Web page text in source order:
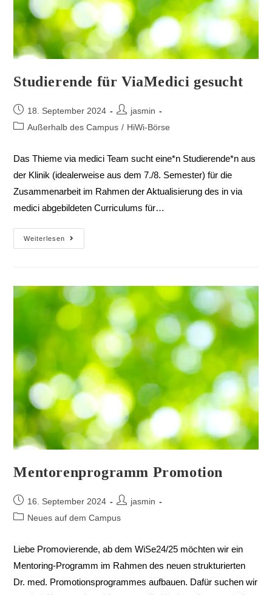
Studierende für ViaMedici gesucht
18. September 2024
jasmin
Außerhalb des Campus / HiWi-Börse
Das Thieme via medici Team sucht eine*n Studierende*n aus
der Klinik (idealerweise aus dem 7./8. Semester) für die
Zusammenarbeit im Rahmen der Aktualisierung des in via
medici abgebildeten Curriculums für…
Weiterlesen
Mentorenprogramm Promotion
16. September 2024
jasmin
Neues auf dem Campus
Liebe Promovierende, ab dem WiSe24/25 möchten wir ein
Mentoring-Programm im Rahmen des neuen strukturierten
Dr. med. Promotionsprogrammes aufbauen. Dafür suchen wir